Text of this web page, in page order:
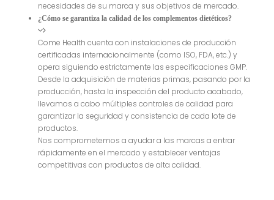
necesidades de su marca y sus objetivos de mercado.
¿Cómo se garantiza la calidad de los complementos dietéticos?
Come Health cuenta con instalaciones de producción
certificadas internacionalmente (como ISO, FDA, etc.) y
opera siguiendo estrictamente las especificaciones GMP.
Desde la adquisición de materias primas, pasando por la
producción, hasta la inspección del producto acabado,
llevamos a cabo múltiples controles de calidad para
garantizar la seguridad y consistencia de cada lote de
productos.
Nos comprometemos a ayudar a las marcas a entrar
rápidamente en el mercado y establecer ventajas
competitivas con productos de alta calidad.